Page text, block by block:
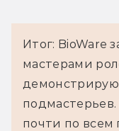
Итог: BioWare
мастерами
подмастерьев.
почти по всем